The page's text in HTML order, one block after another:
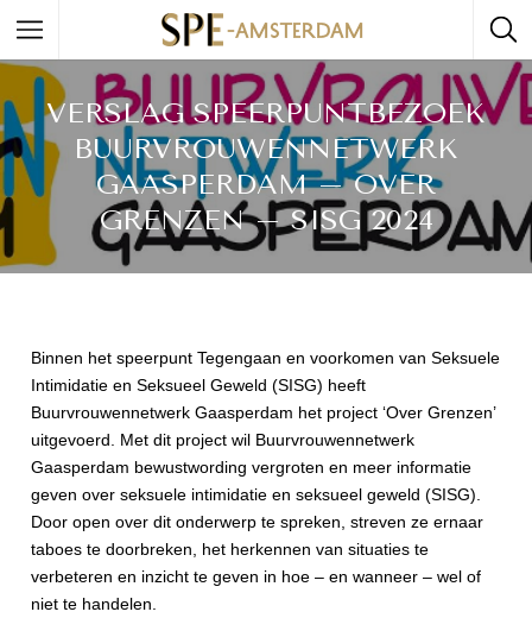
VERSLAG SPEERPUNTBEZOEK
BUURVROUWENNETWERK
GAASPERDAM – OVER
GRENZEN – SISG 2024
Binnen het speerpunt Tegengaan en voorkomen van Seksuele
Intimidatie en Seksueel Geweld (SISG) heeft
Buurvrouwennetwerk Gaasperdam het project ‘Over Grenzen’
uitgevoerd. Met dit project wil Buurvrouwennetwerk
Gaasperdam bewustwording vergroten en meer informatie
geven over seksuele intimidatie en seksueel geweld (SISG).
Door open over dit onderwerp te spreken, streven ze ernaar
taboes te doorbreken, het herkennen van situaties te
verbeteren en inzicht te geven in hoe – en wanneer – wel of
niet te handelen.